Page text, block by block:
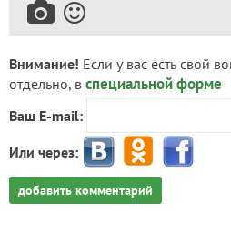
Внимание! Если у вас есть свой
отдельно, в специальной форме
Ваш E-mail:
Или через:
добавить комментарий